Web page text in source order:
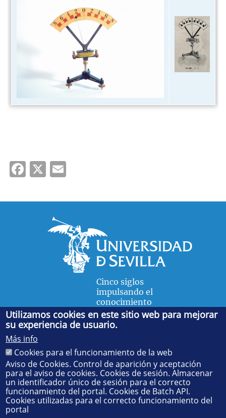
Facebook
X
Cinco siglos
impulsando el
conocimiento
FACULTAD DE FÍSICA
Avda. de la Reina Mercedes, s/n. 41012 Sevilla. Tel.:
55 28 91. Administración:administradorfisica@us.es
Secretaría:jsecfisi@us.es- Decanato:ffisaog@us.es
Utilizamos cookies en este sitio web para mejorar
su experiencia de usuario.
Más info
Cookies para el funcionamiento de la web
Aviso de Cookies. Control de aparición y aceptación
para el aviso de cookies. Cookies de sesión. Almacenar
un identificador único de sesión para el correcto
funcionamiento del portal. Cookies de Batch API.
Cookies utilizadas para el correcto funcionamiento del
portal